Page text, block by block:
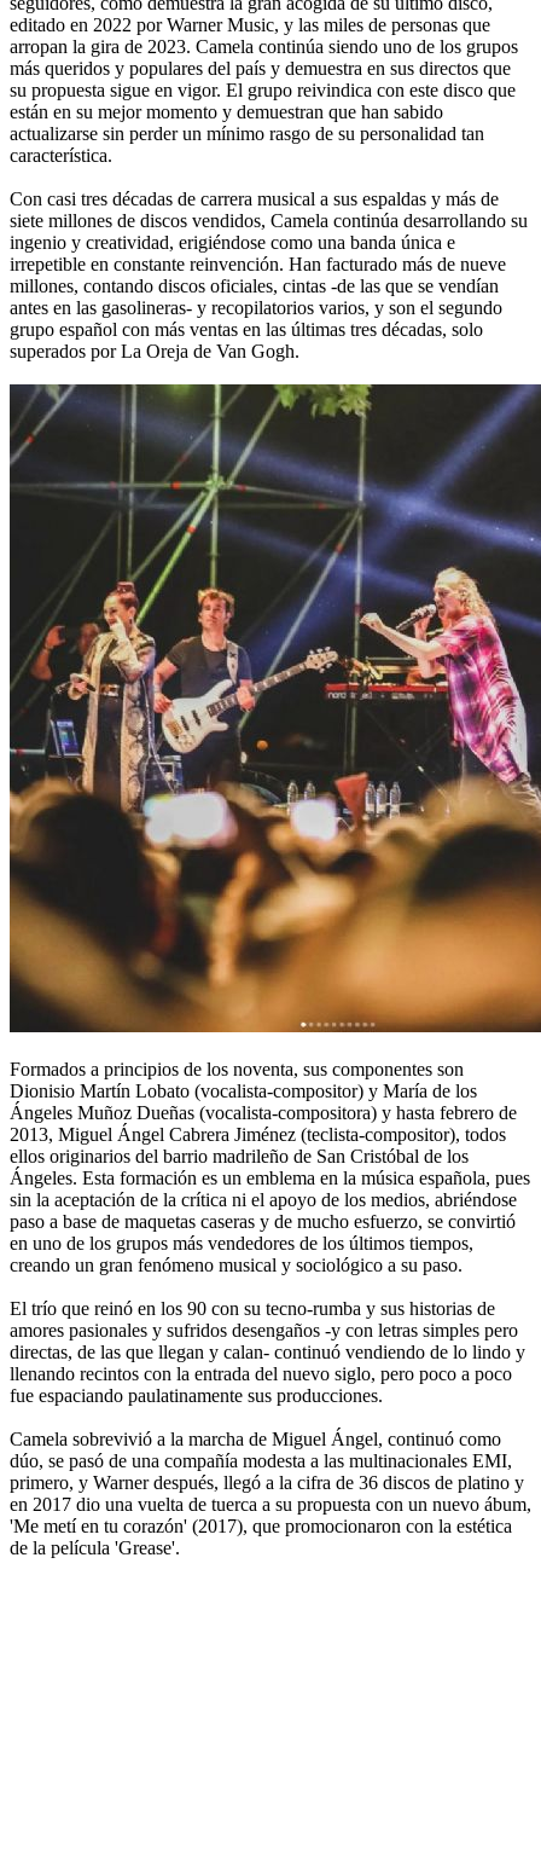
editado en 2022 por Warner Music, y las miles de personas que
arropan la gira de 2023. Camela continúa siendo uno de los grupos
más queridos y populares del país y demuestra en sus directos que
su propuesta sigue en vigor. El grupo reivindica con este disco que
están en su mejor momento y demuestran que han sabido
actualizarse sin perder un mínimo rasgo de su personalidad tan
característica.
Con casi tres décadas de carrera musical a sus espaldas y más de
siete millones de discos vendidos, Camela continúa desarrollando su
ingenio y creatividad, erigiéndose como una banda única e
irrepetible en constante reinvención. Han facturado más de nueve
millones, contando discos oficiales, cintas -de las que se vendían
antes en las gasolineras- y recopilatorios varios, y son el segundo
grupo español con más ventas en las últimas tres décadas, solo
superados por La Oreja de Van Gogh.
Formados a principios de los noventa, sus componentes son
Dionisio Martín Lobato (vocalista-compositor) y María de los
Ángeles Muñoz Dueñas (vocalista-compositora) y hasta febrero de
2013, Miguel Ángel Cabrera Jiménez (teclista-compositor), todos
ellos originarios del barrio madrileño de San Cristóbal de los
Ángeles. Esta formación es un emblema en la música española, pues
sin la aceptación de la crítica ni el apoyo de los medios, abriéndose
paso a base de maquetas caseras y de mucho esfuerzo, se convirtió
en uno de los grupos más vendedores de los últimos tiempos,
creando un gran fenómeno musical y sociológico a su paso.
El trío que reinó en los 90 con su tecno-rumba y sus historias de
amores pasionales y sufridos desengaños -y con letras simples pero
directas, de las que llegan y calan- continuó vendiendo de lo lindo y
llenando recintos con la entrada del nuevo siglo, pero poco a poco
fue espaciando paulatinamente sus producciones.
Camela sobrevivió a la marcha de Miguel Ángel, continuó como
dúo, se pasó de una compañía modesta a las multinacionales EMI,
primero, y Warner después, llegó a la cifra de 36 discos de platino y
en 2017 dio una vuelta de tuerca a su propuesta con un nuevo ábum,
'Me metí en tu corazón' (2017), que promocionaron con la estética
de la película 'Grease'.